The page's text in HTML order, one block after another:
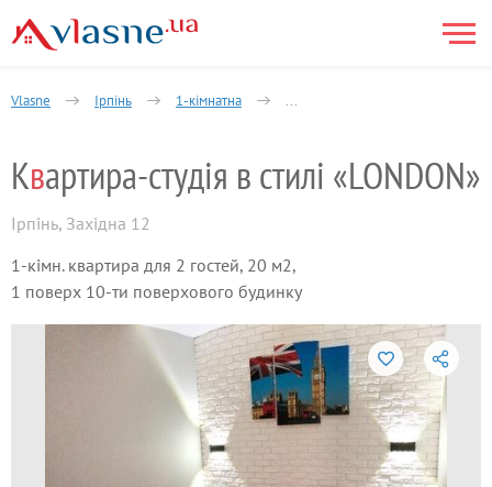
Vlasne Ірпінь 1-кімнатна Квартира-студія в стилі
Квартира-студія в стилі «LONDON»
Ірпінь, Західна 12
1-кімн. квартира для 2 гостей, 20 м2,
1 поверх 10-ти поверхового будинку